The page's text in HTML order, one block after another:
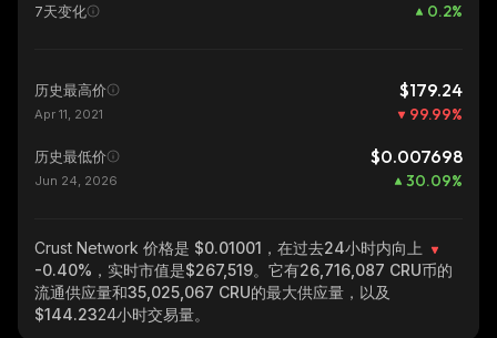
7天变化 0.2%
历史最高价 $179.24
Apr 11, 2021 99.99%
历史最低价 $0.007698
Jun 24, 2026 30.09%
Crust Network 价格是 $0.01001，在过去24小时内向上
-0.40% ，实时市值是$267,519。它有26,716,087 CRU币的
流通供应量和35,025,067 CRU的最大供应量，以及
$144.2324小时交易量。